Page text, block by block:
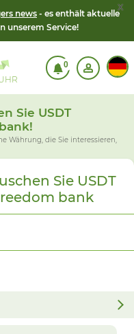
news - es enthält aktuelle
unserem Service!
x
0
Sie USDT
Währung, die Sie interessieren,
Sie USDT
bank